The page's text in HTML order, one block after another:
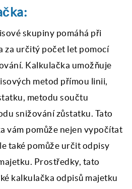
skupiny pomáhá při
za určitý počet let pomocí
Kalkulačka umožňuje
metod přímou linii,
metodu součtu
snižování zůstatku. Tato
vám pomůže nejen vypočítat
také pomůže určit odpisy
Prostředky, tato
kalkulačka odpisů majetku